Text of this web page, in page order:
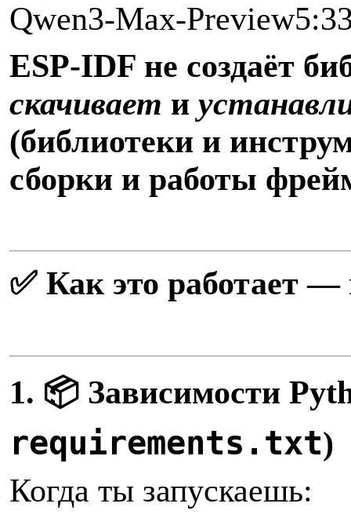
Qwen3-Max-
ESP-IDF не создаёт
скачивает и
(библиотеки и
сборки и работы
✅ Как это работает
1. 📦 Зависимости
requirements.txt)
Когда ты запускаешь: